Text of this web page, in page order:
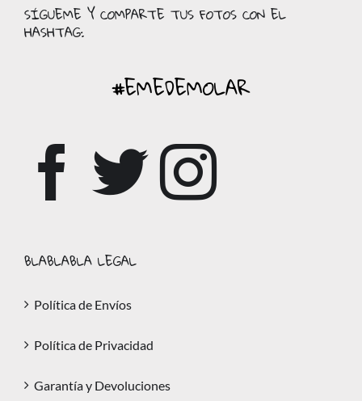
SÍGUEME Y COMPARTE TUS FOTOS CON EL
HASHTAG:
#EMEDEMOLAR
BLABLABLA LEGAL
Política de Envíos
Política de Privacidad
Garantía y Devoluciones